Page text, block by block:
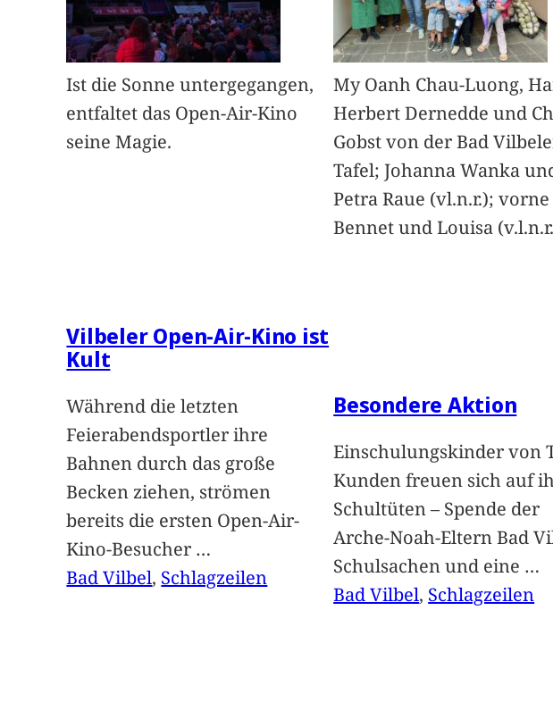
Ist die Sonne untergegangen,
entfaltet das Open-Air-Kino
seine Magie.
Vilbeler Open-Air-Kino ist
Kult
Während die letzten
Feierabendsportler ihre
Bahnen durch das große
Becken ziehen, strömen
bereits die ersten Open-Air-
Kino-Besucher …
Bad Vilbel, Schlagzeilen
My Oanh Chau-Luong,
Herbert Dernedde und
Gobst von der Bad
Tafel; Johanna Wanka
Petra Raue (vl.n.r.); vorne
Bennet und Louisa
Besondere Aktion
Einschulungskinder von
Kunden freuen sich auf
Schultüten – Spende der
Arche-Noah-Eltern Bad
Schulsachen und eine …
Bad Vilbel, Schlagzeilen